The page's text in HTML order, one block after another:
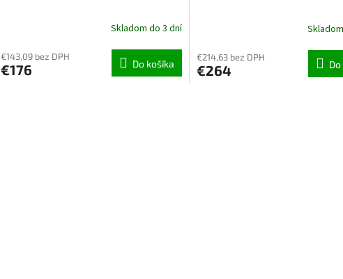
Skladom do 3 dní
€143,09 bez DPH
€176 Do košíka
€214,63 bez DPH
€264